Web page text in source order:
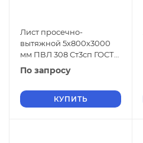
Лист просечно-
вытяжной 5х800х3000
мм ПВЛ 308 Ст3сп ГОСТ
8706-78
По запросу
КУПИТЬ